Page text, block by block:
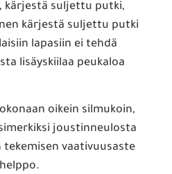
kärjestä suljettu putki,
kärjestä suljettu putki
lapasiin ei tehdä
lisäyskiilaa peukaloa
oikein silmukoin,
joustinneulosta
vaativuusaste